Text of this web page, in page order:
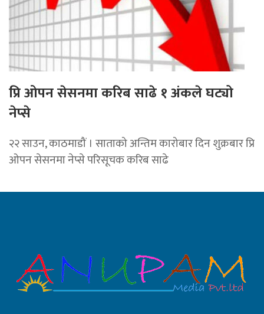
प्रि ओपन सेसनमा करिब साढे १ अंकले घट्यो
नेप्से
२२ साउन, काठमाडौं । साताको अन्तिम कारोबार दिन शुक्रबार प्रि
ओपन सेसनमा नेप्से परिसूचक करिब साढे